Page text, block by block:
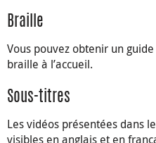
Braille
Vous pouvez obtenir un
braille à l’accueil.
Sous-titres
Les vidéos présentées dans
visibles en anglais et en